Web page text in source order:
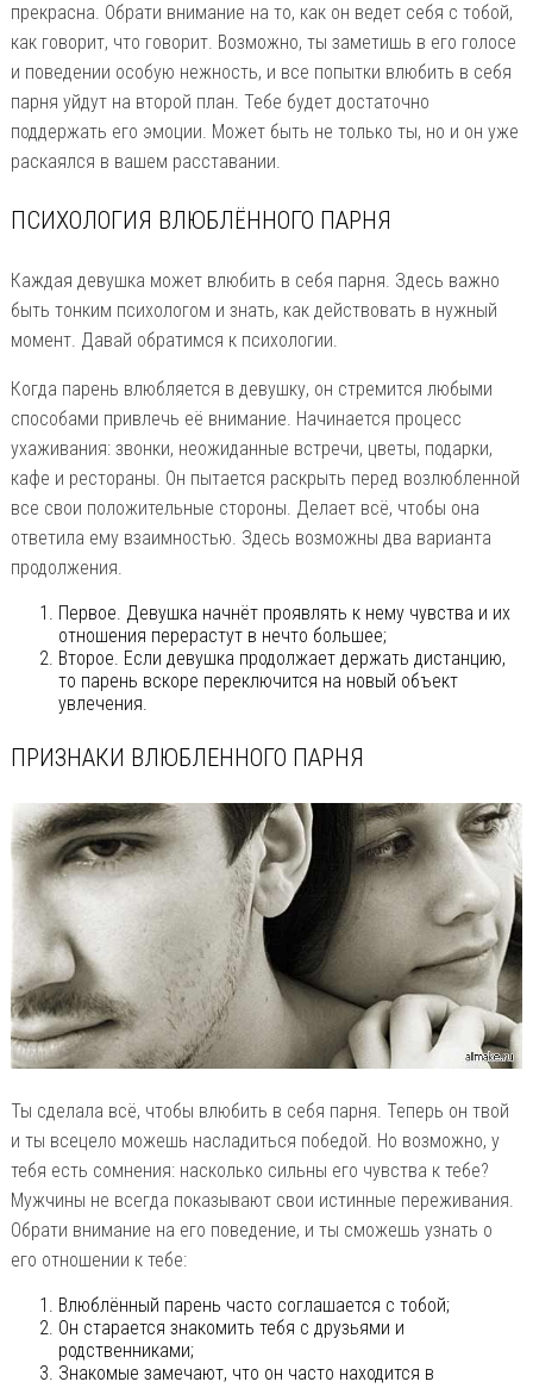
прекрасна. Обрати внимание на то, как он ведет себя с тобой,
как говорит, что говорит. Возможно, ты заметишь в его голосе
и поведении особую нежность, и все попытки влюбить в себя
парня уйдут на второй план. Тебе будет достаточно
поддержать его эмоции. Может быть не только ты, но и он уже
раскаялся в вашем расставании.
ПСИХОЛОГИЯ ВЛЮБЛЁННОГО ПАРНЯ
Каждая девушка может влюбить в себя парня. Здесь важно
быть тонким психологом и знать, как действовать в нужный
момент. Давай обратимся к психологии.
Когда парень влюбляется в девушку, он стремится любыми
способами привлечь её внимание. Начинается процесс
ухаживания: звонки, неожиданные встречи, цветы, подарки,
кафе и рестораны. Он пытается раскрыть перед возлюбленной
все свои положительные стороны. Делает всё, чтобы она
ответила ему взаимностью. Здесь возможны два варианта
продолжения.
Первое. Девушка начнёт проявлять к нему чувства и их
отношения перерастут в нечто большее;
Второе. Если девушка продолжает держать дистанцию,
то парень вскоре переключится на новый объект
увлечения.
ПРИЗНАКИ ВЛЮБЛЕННОГО ПАРНЯ
Ты сделала всё, чтобы влюбить в себя парня. Теперь он твой
и ты всецело можешь насладиться победой. Но возможно, у
тебя есть сомнения: насколько сильны его чувства к тебе?
Мужчины не всегда показывают свои истинные переживания.
Обрати внимание на его поведение, и ты сможешь узнать о
его отношении к тебе:
Влюблённый парень часто соглашается с тобой;
Он старается знакомить тебя с друзьями и
родственниками;
Знакомые замечают, что он часто находится в